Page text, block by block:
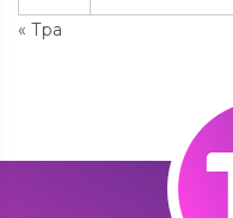
« Тра